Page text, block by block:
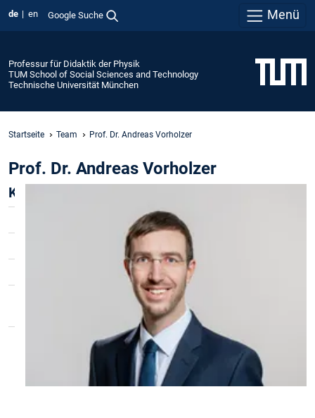
de en Google Suche Menü
Professur für Didaktik der Physik
TUM School of Social Sciences and Technology
Technische Universität München
Startseite Team Prof. Dr. Andreas Vorholzer
Prof. Dr. Andreas Vorholzer
Kontakt
andreas.vorholzer(at)tum.de
+49 89 289 25129
260 (Campus Marsstr.)
nach Vereinbarung per E-
Google Scholar
Research Gate